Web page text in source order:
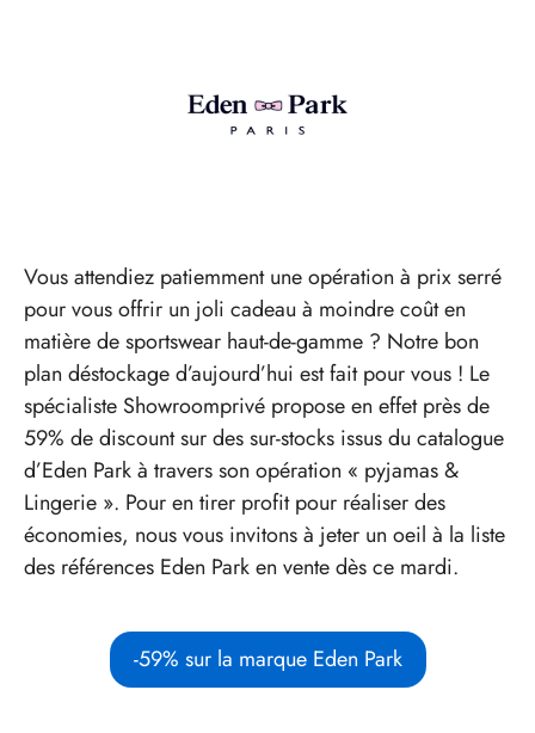
Vous attendiez patiemment une opération à prix serré
pour vous offrir un joli cadeau à moindre coût en
matière de sportswear haut-de-gamme ? Notre bon
plan déstockage d’aujourd’hui est fait pour vous ! Le
spécialiste Showroomprivé propose en effet près de
59% de discount sur des sur-stocks issus du catalogue
d’Eden Park à travers son opération « pyjamas &
Lingerie ». Pour en tirer profit pour réaliser des
économies, nous vous invitons à jeter un oeil à la liste
des références Eden Park en vente dès ce mardi.
-59% sur la marque Eden Park